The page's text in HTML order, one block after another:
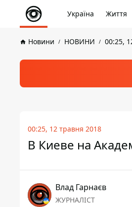
Україна Життя
Новини НОВИНИ 00:25,
00:25, 12 травня 2018
В Киеве на
Влад Гарнаєв
ЖУРНАЛІСТ